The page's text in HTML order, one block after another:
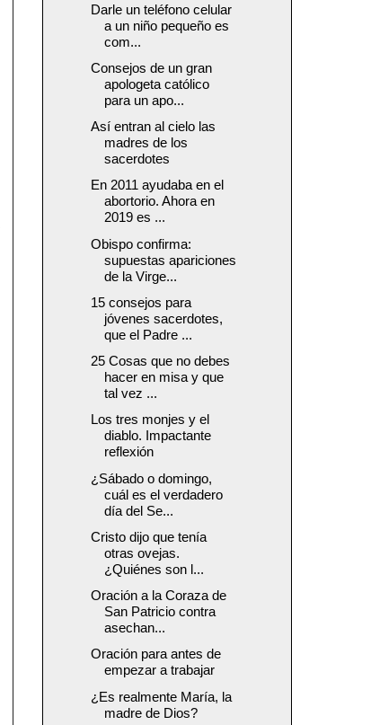
Darle un teléfono celular
a un niño pequeño es
com...
Consejos de un gran
apologeta católico
para un apo...
Así entran al cielo las
madres de los
sacerdotes
En 2011 ayudaba en el
abortorio. Ahora en
2019 es ...
Obispo confirma:
supuestas apariciones
de la Virge...
15 consejos para
jóvenes sacerdotes,
que el Padre ...
25 Cosas que no debes
hacer en misa y que
tal vez ...
Los tres monjes y el
diablo. Impactante
reflexión
¿Sábado o domingo,
cuál es el verdadero
día del Se...
Cristo dijo que tenía
otras ovejas.
¿Quiénes son l...
Oración a la Coraza de
San Patricio contra
asechan...
Oración para antes de
empezar a trabajar
¿Es realmente María, la
madre de Dios?